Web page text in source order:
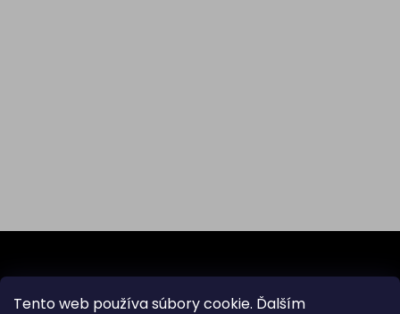
Tento web používa súbory cookie. Ďalším
p
Odoberať newsletter